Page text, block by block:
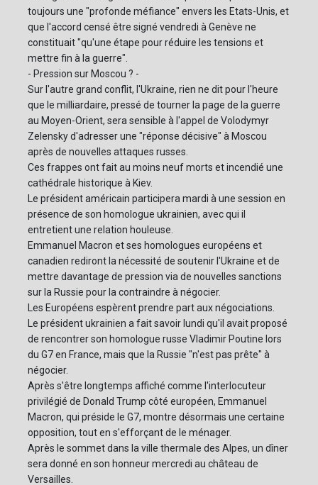
toujours une "profonde méfiance" envers les Etats-Unis, et
que l'accord censé être signé vendredi à Genève ne
constituait "qu'une étape pour réduire les tensions et
mettre fin à la guerre".
- Pression sur Moscou ? -
Sur l'autre grand conflit, l'Ukraine, rien ne dit pour l'heure
que le milliardaire, pressé de tourner la page de la guerre
au Moyen-Orient, sera sensible à l'appel de Volodymyr
Zelensky d'adresser une "réponse décisive" à Moscou
après de nouvelles attaques russes.
Ces frappes ont fait au moins neuf morts et incendié une
cathédrale historique à Kiev.
Le président américain participera mardi à une session en
présence de son homologue ukrainien, avec qui il
entretient une relation houleuse.
Emmanuel Macron et ses homologues européens et
canadien rediront la nécessité de soutenir l'Ukraine et de
mettre davantage de pression via de nouvelles sanctions
sur la Russie pour la contraindre à négocier.
Les Européens espèrent prendre part aux négociations.
Le président ukrainien a fait savoir lundi qu'il avait proposé
de rencontrer son homologue russe Vladimir Poutine lors
du G7 en France, mais que la Russie "n'est pas prête" à
négocier.
Après s'être longtemps affiché comme l'interlocuteur
privilégié de Donald Trump côté européen, Emmanuel
Macron, qui préside le G7, montre désormais une certaine
opposition, tout en s'efforçant de le ménager.
Après le sommet dans la ville thermale des Alpes, un dîner
sera donné en son honneur mercredi au château de
Versailles.